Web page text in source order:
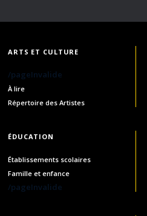
ARTS ET CULTURE
/pageInvalide
À lire
Répertoire des Artistes
ÉDUCATION
Établissements scolaires
Famille et enfance
/pageInvalide